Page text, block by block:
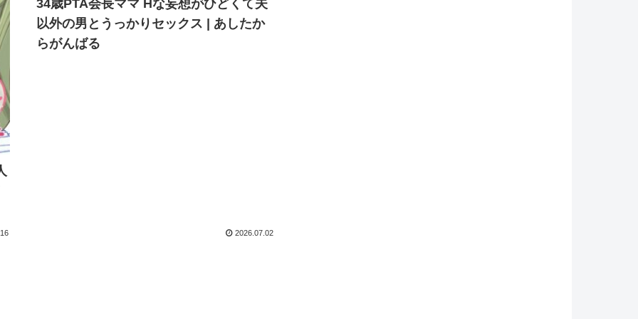
34歳PTA会長ママ Hな妄想がひどくて夫
以外の男とうっかりセックス | あしたか
らがんばる
2026.07.02